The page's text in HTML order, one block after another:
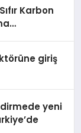
Karbon
giriş
yeni